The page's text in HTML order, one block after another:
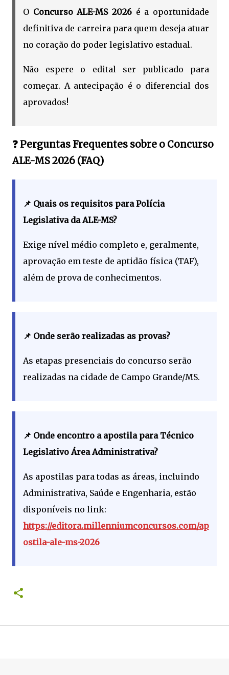
O Concurso ALE-MS 2026 é a oportunidade
definitiva de carreira para quem deseja atuar
no coração do poder legislativo estadual.
Não espere o edital ser publicado para
começar. A antecipação é o diferencial dos
aprovados!
❓ Perguntas Frequentes sobre o Concurso
ALE-MS 2026 (FAQ)
📌 Quais os requisitos para Polícia
Legislativa da ALE-MS?
Exige nível médio completo e, geralmente,
aprovação em teste de aptidão física (TAF),
além de prova de conhecimentos.
📌 Onde serão realizadas as provas?
As etapas presenciais do concurso serão
realizadas na cidade de Campo Grande/MS.
📌 Onde encontro a apostila para Técnico
Legislativo Área Administrativa?
As apostilas para todas as áreas, incluindo
Administrativa, Saúde e Engenharia, estão
disponíveis no link:
https://editora.millenniumconcursos.com/ap
ostila-ale-ms-2026